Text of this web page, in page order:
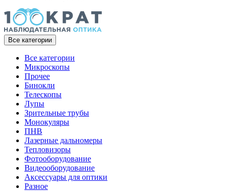
Все категории
Все категории
Микроскопы
Прочее
Бинокли
Телескопы
Лупы
Зрительные трубы
Монокуляры
ПНВ
Лазерные дальномеры
Тепловизоры
Фотооборудование
Видеооборудование
Аксессуары для оптики
Разное